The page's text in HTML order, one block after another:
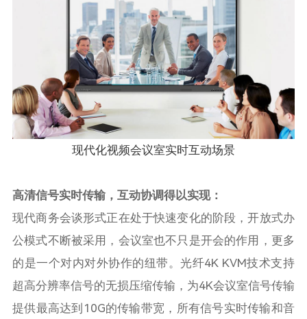
现代化视频会议室实时互动场景
高清信号实时传输，互动协调得以实现：
现代商务会谈形式正在处于快速变化的阶段，开放式办
公模式不断被采用，会议室也不只是开会的作用，更多
的是一个对内对外协作的纽带。光纤4K KVM技术支持
超高分辨率信号的无损压缩传输，为4K会议室信号传输
提供最高达到10G的传输带宽，所有信号实时传输和音